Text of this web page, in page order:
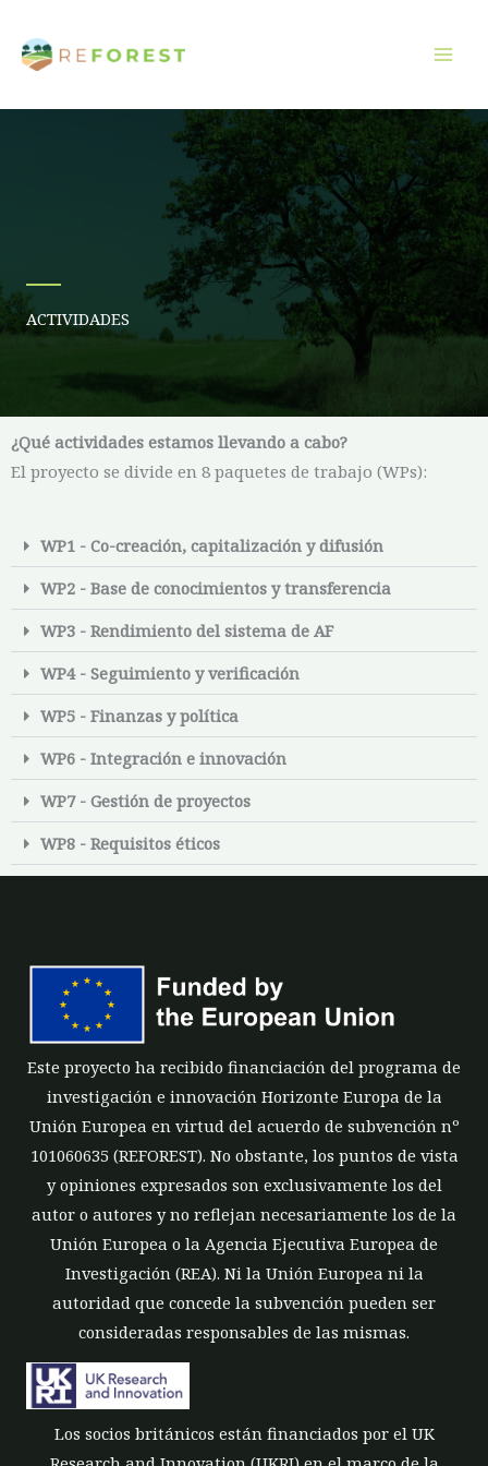
contenido
ACTIVIDADES
¿Qué actividades estamos llevando a cabo?
El proyecto se divide en 8 paquetes de trabajo (WPs):
WP1 - Co-creación, capitalización y difusión
WP2 - Base de conocimientos y transferencia
WP3 - Rendimiento del sistema de AF
WP4 - Seguimiento y verificación
WP5 - Finanzas y política
WP6 - Integración e innovación
WP7 - Gestión de proyectos
WP8 - Requisitos éticos
Este proyecto ha recibido financiación del programa de
investigación e innovación Horizonte Europa de la
Unión Europea en virtud del acuerdo de subvención nº
101060635 (REFOREST). No obstante, los puntos de vista
y opiniones expresados son exclusivamente los del
autor o autores y no reflejan necesariamente los de la
Unión Europea o la Agencia Ejecutiva Europea de
Investigación (REA). Ni la Unión Europea ni la
autoridad que concede la subvención pueden ser
consideradas responsables de las mismas.
Los socios británicos están financiados por el UK